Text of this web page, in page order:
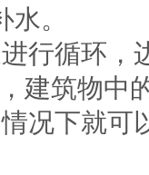
。
进行循环
建筑物中
情况下就